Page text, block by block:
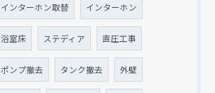
インターホン取替 インターホン
浴室床 ステディア 直圧工事
ポンプ撤去 タンク撤去 外壁